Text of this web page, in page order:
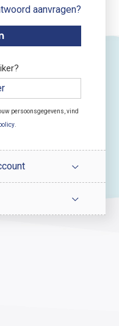
aanvragen?
persoonsgegevens, vind
.